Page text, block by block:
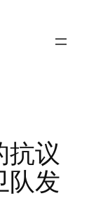
抗议
队发